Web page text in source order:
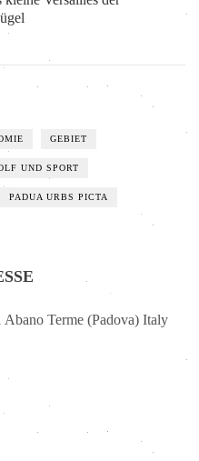
GEBIET
UND SPORT
PADUA URBS PICTA
Terme (Padova) Italy